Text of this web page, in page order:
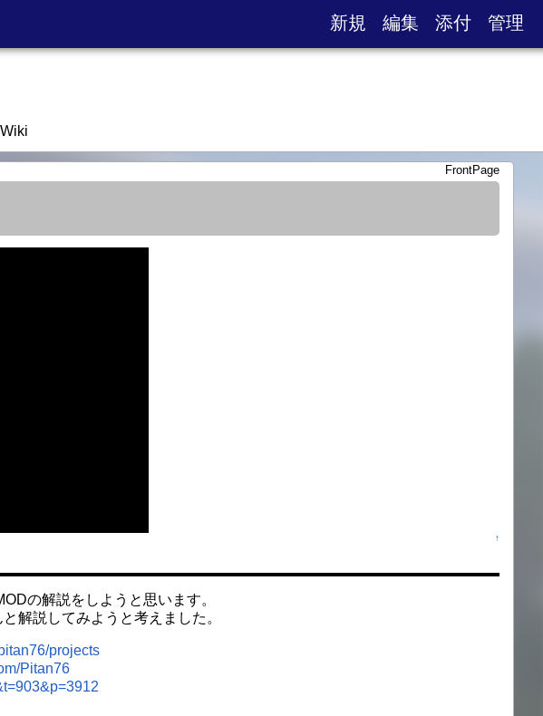
新規 編集 添付 管理
FrontPage
↑
の解説をしようと思います。
解説してみようと考えました。
projects
Pitan76